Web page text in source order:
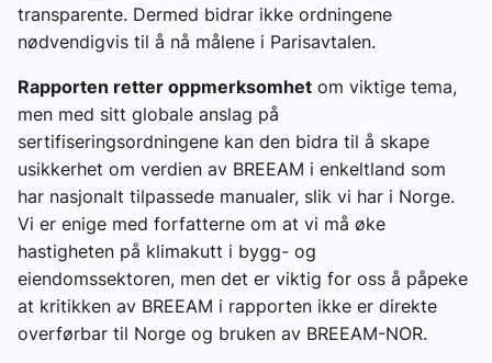
transparente. Dermed bidrar ikke ordningene
nødvendigvis til å nå målene i Parisavtalen.
Rapporten retter oppmerksomhet om viktige tema,
men med sitt globale anslag på
sertifiseringsordningene kan den bidra til å skape
usikkerhet om verdien av BREEAM i enkeltland som
har nasjonalt tilpassede manualer, slik vi har i Norge.
Vi er enige med forfatterne om at vi må øke
hastigheten på klimakutt i bygg- og
eiendomssektoren, men det er viktig for oss å påpeke
at kritikken av BREEAM i rapporten ikke er direkte
overførbar til Norge og bruken av BREEAM-NOR.